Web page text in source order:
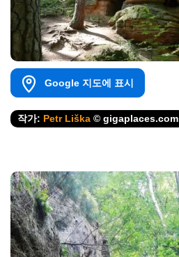
Google 지도에 표시
작가: Petr Liška © gigaplaces.com